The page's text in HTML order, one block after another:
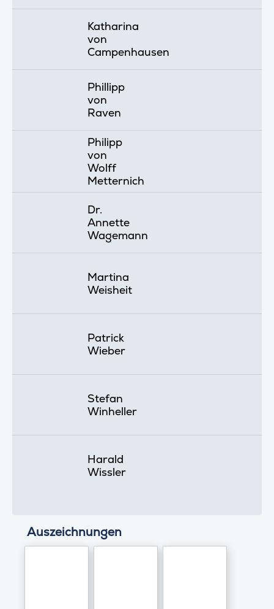
Katharina
von
Campenhausen
Phillipp
von
Raven
Philipp
von
Wolff
Metternich
Dr.
Annette
Wagemann
Martina
Weisheit
Patrick
Wieber
Stefan
Winheller
Harald
Wissler
Auszeichnungen